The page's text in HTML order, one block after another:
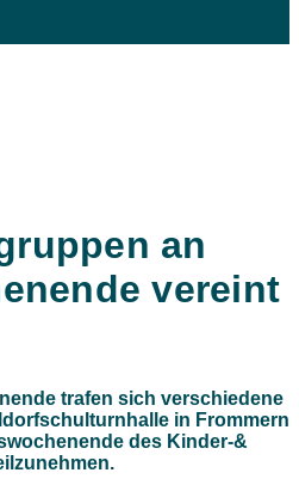
an
vereint
trafen sich verschiedene
in Frommern
des Kinder-&